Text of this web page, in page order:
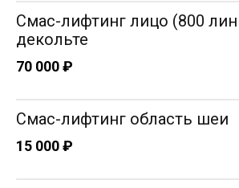
Смас-лифтинг лицо (800
декольте
70 000 ₽
Смас-лифтинг область шеи
15 000 ₽